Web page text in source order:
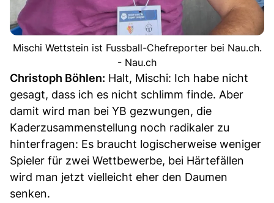
Mischi Wettstein ist Fussball-Chefreporter bei Nau.ch.
- Nau.ch
Christoph Böhlen: Halt, Mischi: Ich habe nicht
gesagt, dass ich es nicht schlimm finde. Aber
damit wird man bei YB gezwungen, die
Kaderzusammenstellung noch radikaler zu
hinterfragen: Es braucht logischerweise weniger
Spieler für zwei Wettbewerbe, bei Härtefällen
wird man jetzt vielleicht eher den Daumen
senken.